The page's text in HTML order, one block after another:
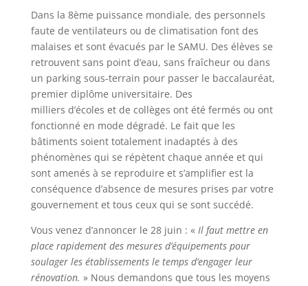
Dans la 8ème puissance mondiale, des personnels
faute de ventilateurs ou de climatisation font des
malaises et sont évacués par le SAMU. Des élèves se
retrouvent sans point d’eau, sans fraîcheur ou dans
un parking sous-terrain pour passer le baccalauréat,
premier diplôme universitaire. Des
milliers d’écoles et de collèges ont été fermés ou ont
fonctionné en mode dégradé. Le fait que les
bâtiments soient totalement inadaptés à des
phénomènes qui se répètent chaque année et qui
sont amenés à se reproduire et s’amplifier est la
conséquence d’absence de mesures prises par votre
gouvernement et tous ceux qui se sont succédé.
Vous venez d’annoncer le 28 juin : « Il faut mettre en
place rapidement des mesures d’équipements pour
soulager les établissements le temps d’engager leur
rénovation. » Nous demandons que tous les moyens